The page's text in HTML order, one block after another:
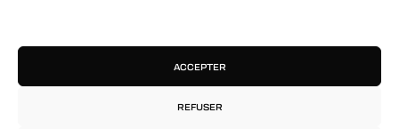
ACCEPTER
REFUSER
arrivages, des ventes, du contenu exclusif, des
événements et plus encore !